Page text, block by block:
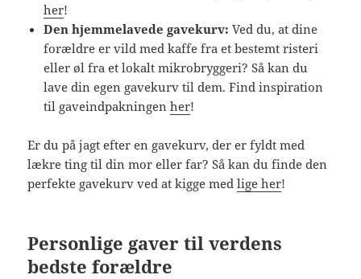
her!
Den hjemmelavede gavekurv:Ved du, at dine
forældre er vild med kaffe fra et bestemt risteri
eller øl fra et lokalt mikrobryggeri? Så kan du
lave din egen gavekurv til dem. Find inspiration
til gaveindpakningenher!
Er du på jagt efter en gavekurv, der er fyldt med
lækre ting til din mor eller far? Så kan du finde den
perfekte gavekurv ved at kigge medlige her!
Personlige gaver til verdens
bedste forældre